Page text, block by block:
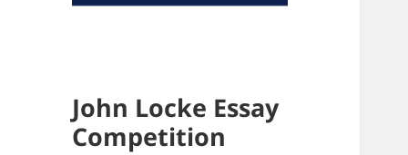
John Locke Essay
Competition